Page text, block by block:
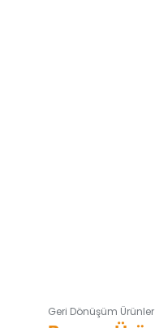
Geri Dönüşüm Ürünler